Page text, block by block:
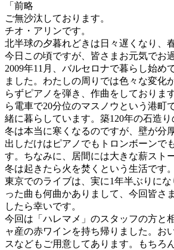
「前略
ご無沙汰しております。
チオ・アリンです。
北半球の夕暮れどきは日々遅くなり、
今日この頃ですが、皆さまお元気でお
2009年11月、バルセロナで暮らし始め
ました。わたしの周りでは色々な変化
らずピアノを弾き、作曲をしておりま
ら電車で20分位のマスノウという港町
緒に暮らしています。築120年の石造り
冬は本当に寒くなるのですが、壁が分
出しだけはピアノでもトロンボーンで
す。ちなみに、居間には大きな薪スト
冬は起きたら火を焚くという生活です。
東京でのライブは、実に1年半ぶりに
った曲も何曲かありまして、今回皆さ
したら幸いです。
今回は「ハレマメ」のスタッフの方と
ャ産の赤ワインを持ち帰りました。お
スなどもご用意してあります。もちろ